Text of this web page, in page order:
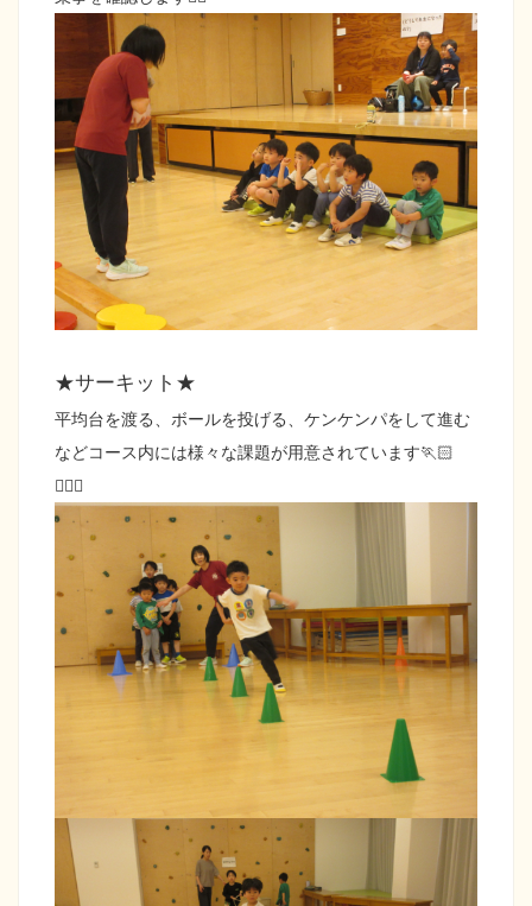
★サーキット★
平均台を渡る、ボールを投げる、ケンケンパをして進む
などコース内には様々な課題が用意されています🏃🏻
🤾🏻‍♀️